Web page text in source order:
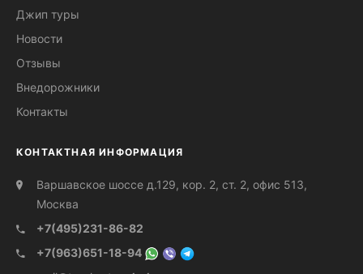
Джип туры
Новости
Отзывы
Внедорожники
Контакты
КОНТАКТНАЯ ИНФОРМАЦИЯ
Варшавское шоссе д.129, кор. 2, ст. 2, офис 513,
Москва
+7(495)231-86-82
+7(963)651-18-94